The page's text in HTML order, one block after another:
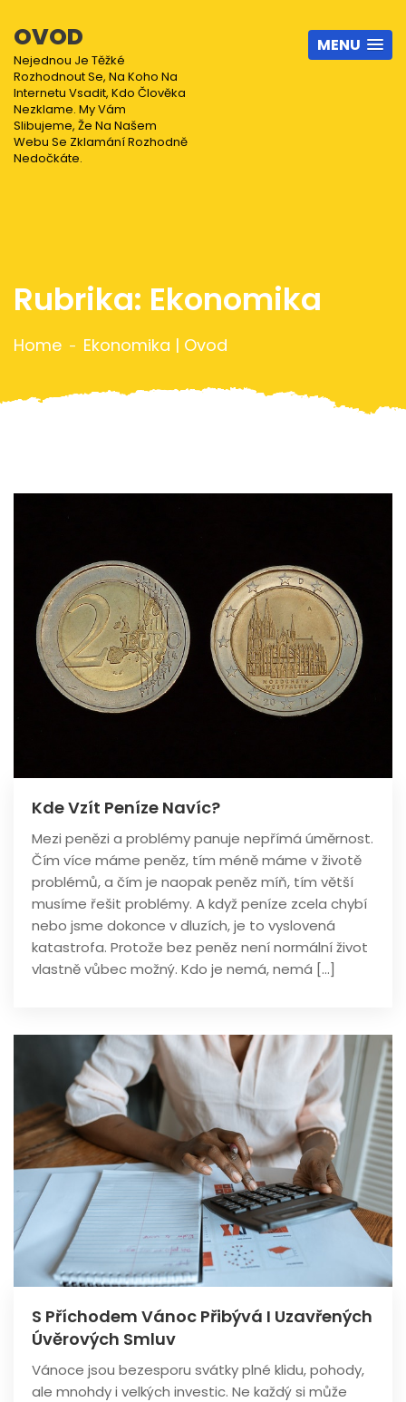
OVOD
Nejednou Je Těžké
Rozhodnout Se, Na Koho Na
Internetu Vsadit, Kdo Člověka
Nezklame. My Vám
Slibujeme, Že Na Našem
Webu Se Zklamání Rozhodně
Nedočkáte.
MENU
Rubrika: Ekonomika
Home Ekonomika | Ovod
Kde Vzít Peníze Navíc?
Mezi penězi a problémy panuje nepřímá úměrnost.
Čím více máme peněz, tím méně máme v životě
problémů, a čím je naopak peněz míň, tím větší
musíme řešit problémy. A když peníze zcela chybí
nebo jsme dokonce v dluzích, je to vyslovená
katastrofa. Protože bez peněz není normální život
vlastně vůbec možný. Kdo je nemá, nemá […]
S Příchodem Vánoc Přibývá I Uzavřených
Úvěrových Smluv
Vánoce jsou bezesporu svátky plné klidu, pohody,
ale mnohdy i velkých investic. Ne každý si může